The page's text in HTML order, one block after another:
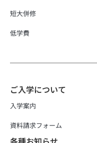
短大併修
低学費
ご入学について
入学案内
資料請求フォーム